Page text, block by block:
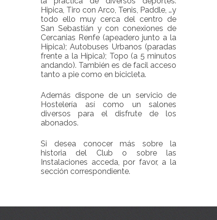
Hipica, Tiro con Arco, Tenis, Paddle, …y
todo ello muy cerca del centro de
San Sebastián y con conexiones de
Cercanias Renfe (apeadero junto a la
Hípica); Autobuses Urbanos (paradas
frente a la Hípica); Topo (a 5 minutos
andando). También es de facil acceso
tanto a pie como en bicicleta.
Además dispone de un servicio de
Hostelería así como un salones
diversos para el disfrute de los
abonados.
Si desea conocer más sobre la
historia del Club o sobre las
Instalaciones acceda, por favor, a la
sección correspondiente.